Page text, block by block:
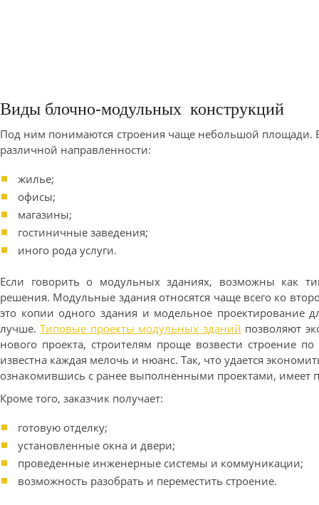
Виды блочно-модульных конструкций
Под ним понимаются строения чаще небольшой
различной направленности:
жилье;
офисы;
магазины;
гостиничные заведения;
иного рода услуги.
Если говорить о модульных зданиях, возможны как
решения. Модульные здания относятся чаще всего ко
это копии одного здания и модельное проектирование
лучше.Типовые проекты модульных зданий позволяют
нового проекта, строителям проще возвести строение
известна каждая мелочь и нюанс. Так, что удается
ознакомившись с ранее выполненными проектами, имеет
Кроме того, заказчик получает:
готовую отделку;
установленные окна и двери;
проведенные инженерные системы и коммуникации;
возможность разобрать и переместить строение.